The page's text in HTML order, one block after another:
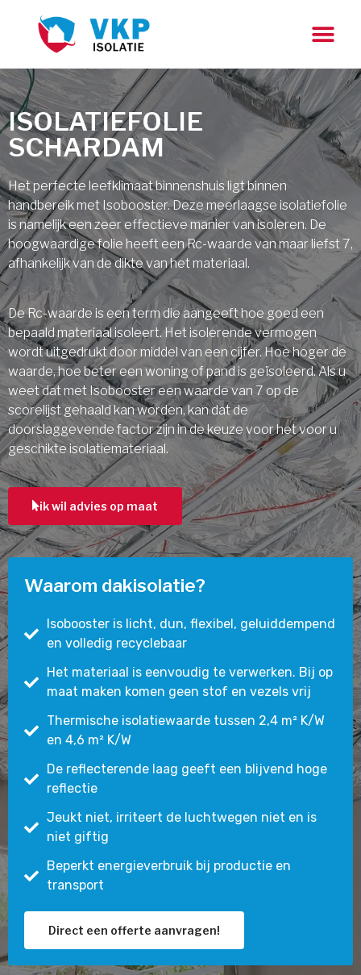
ISOLATIEFOLIE
SCHARDAM
Het perfecte leefklimaat binnenshuis ligt binnen
handbereik met Isobooster. Deze meerlaagse isolatiefolie
is namelijk een zeer effectieve manier van isoleren. De
hoogwaardige folie heeft een Rc-waarde van maar liefst 7,
afhankelijk van de dikte van het materiaal.
De Rc-waarde is een term die aangeeft hoe goed een
bepaald materiaal isoleert. Het isolerende vermogen
wordt uitgedrukt door middel van een cijfer. Hoe hoger de
waarde, hoe beter een woning of pand is geïsoleerd. Als u
weet dat met Isobooster een waarde van 7 op de
scorelijst gehaald kan worden, kan dat de
doorslaggevende factor zijn in de keuze voor het voor u
geschikte isolatiemateriaal.
ik wil advies op maat
Waarom dakisolatie?
Isobooster is licht, dun, flexibel, geluiddempend
en volledig recyclebaar
Het materiaal is eenvoudig te verwerken. Bij op
maat maken komen geen stof en vezels vrij
Thermische isolatiewaarde tussen 2,4 m² K/W
en 4,6 m² K/W
De reflecterende laag geeft een blijvend hoge
reflectie
Jeukt niet, irriteert de luchtwegen niet en is
niet giftig
Beperkt energieverbruik bij productie en
transport
Direct een offerte aanvragen!